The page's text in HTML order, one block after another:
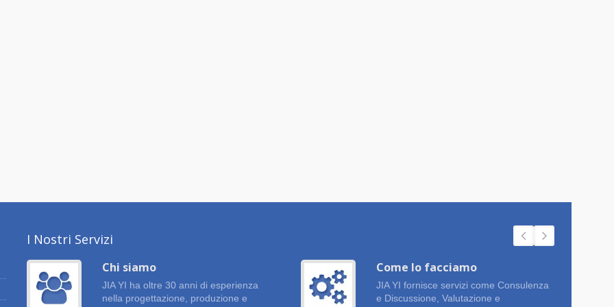
I Nostri Servizi
Chi siamo
JIA YI ha oltre 30 anni di esperienza
nella progettazione, produzione e
Come lo facciamo
JIA YI fornisce servizi come Consulenza
e Discussione, Valutazione e